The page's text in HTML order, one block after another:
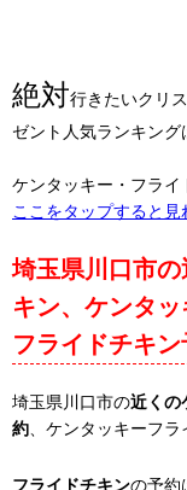
絶対行きたいクリ
ゼント人気ランキン
ケンタッキー・フラ
ここをタップすると見
埼玉県川口市
キン、ケンタ
フライドチキン
埼玉県川口市の近くの
約 、ケンタッキーフ
フライドチキンの予約